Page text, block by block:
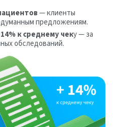
— клиенты
предложениям.
к среднему чеку — за
обследований.